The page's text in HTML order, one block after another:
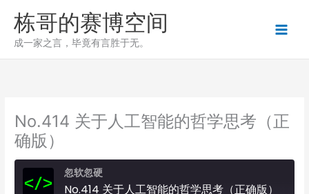
栋哥的赛博空间
成一家之言，毕竟有言胜于无。
No.414 关于人工智能的哲学思考（正
确版）
忽软忽硬
No.414 关于人工智能的哲学思考（正确版）